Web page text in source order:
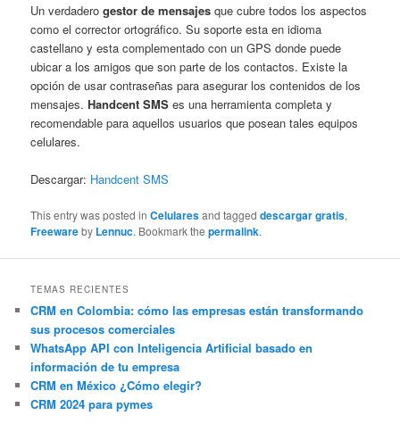
Un verdaderogestor de mensajes que cubre todos los aspectos
como el corrector ortográfico. Su soporte esta en idioma
castellano y esta complementado con un GPS donde puede
ubicar a los amigos que son parte de los contactos. Existe la
opción de usar contraseñas para asegurar los contenidos de los
mensajes.Handcent SMS es una herramienta completa y
recomendable para aquellos usuarios que posean tales equipos
celulares.
Descargar: Handcent SMS
This entry was posted inCelularesand taggeddescargar gratis,
Freewareby Lennuc. Bookmark thepermalink.
TEMAS RECIENTES
CRM en Colombia: cómo las empresas están transformando
sus procesos comerciales
WhatsApp API con Inteligencia Artificial basado en
información de tu empresa
CRM en México ¿Cómo elegir?
CRM 2024 para pymes